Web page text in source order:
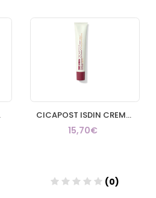
Añadir
50 ml CICAPOST ISDIN CREMA 1 ENVASE 50 g
15,70€
(0)